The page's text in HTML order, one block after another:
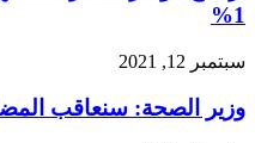
1%
سبتمبر 12, 2021
وزير الصحة: سنعاقب